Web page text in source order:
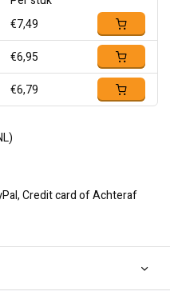
€7,49
€6,95
€6,79
Credit card of Achteraf